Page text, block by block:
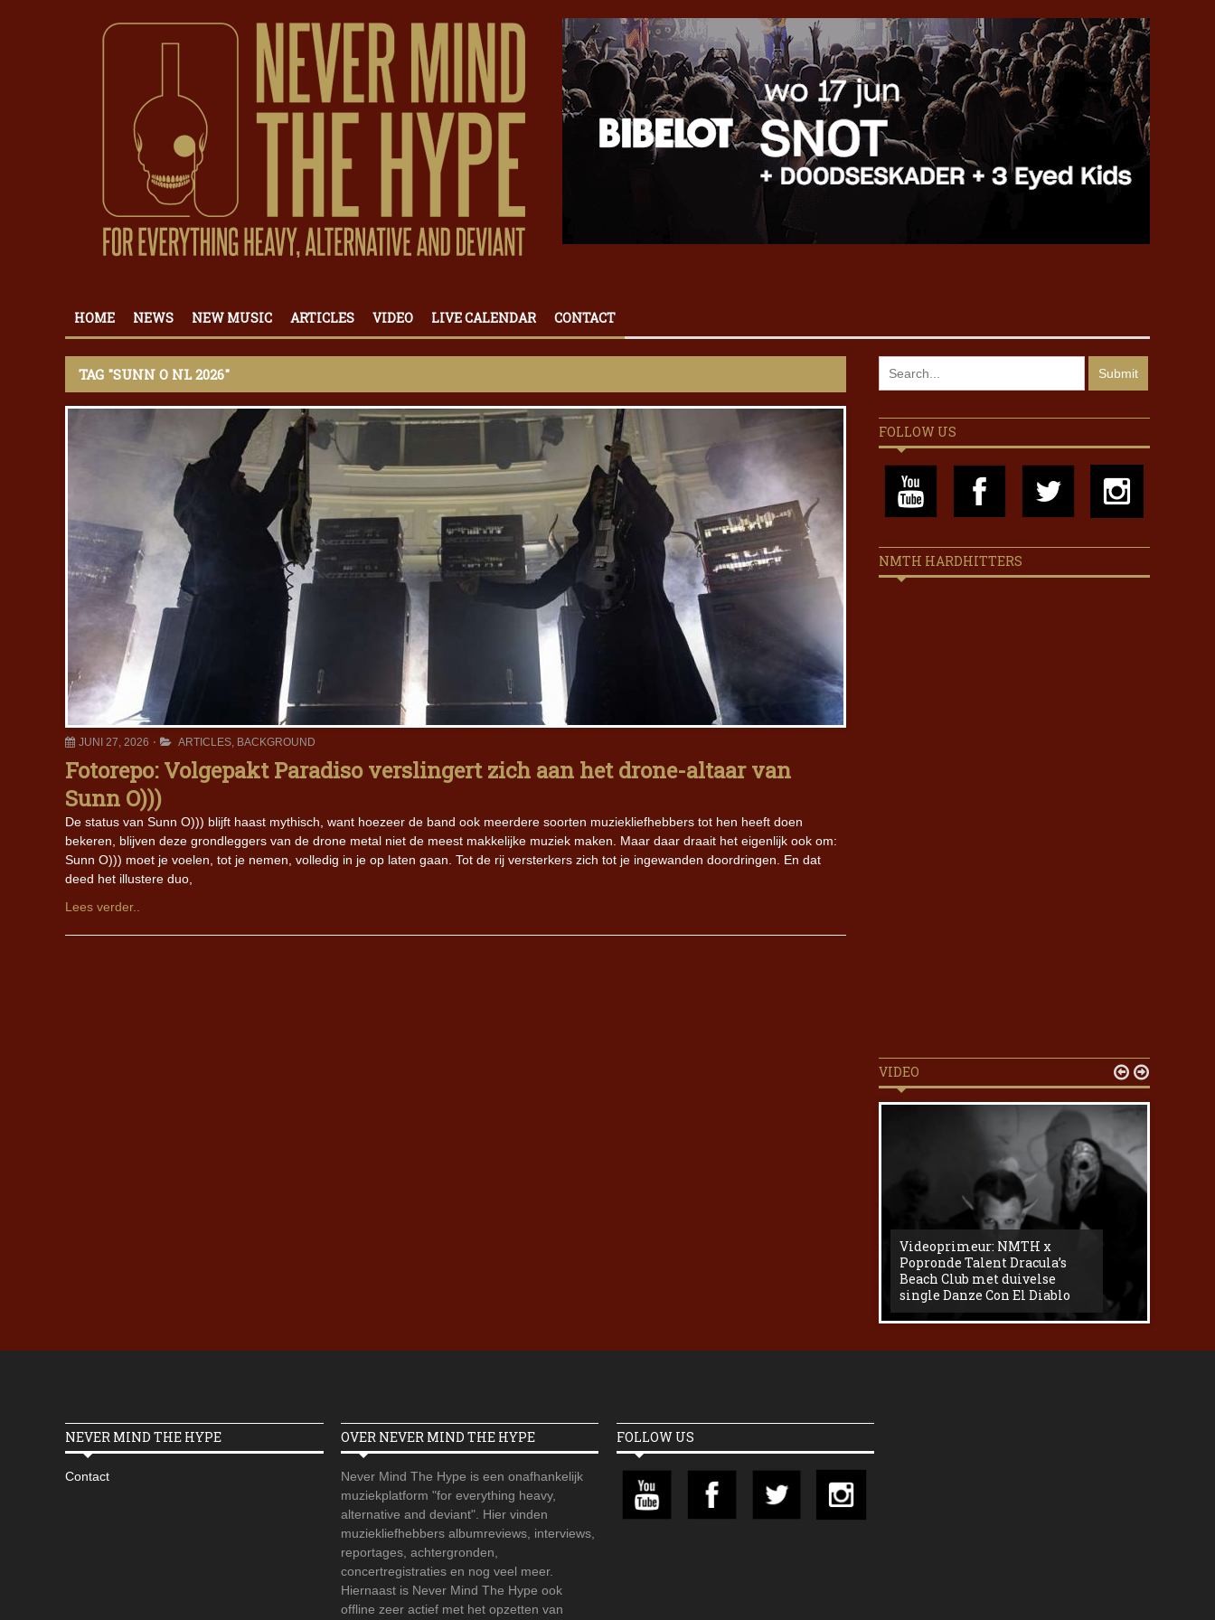
HOME NEWS NEW MUSIC ARTICLES VIDEO LIVE CALENDAR CONTACT
TAG "SUNN O NL 2026"
JUNI 27, 2026 ARTICLES, BACKGROUND
Fotorepo: Volgepakt Paradiso verslingert zich aan het drone-altaar van
Sunn O)))
De status van Sunn O))) blijft haast mythisch, want hoezeer de band ook meerdere soorten muziekliefhebbers tot hen heeft doen
bekeren, blijven deze grondleggers van de drone metal niet de meest makkelijke muziek maken. Maar daar draait het eigenlijk ook om:
Sunn O))) moet je voelen, tot je nemen, volledig in je op laten gaan. Tot de rij versterkers zich tot je ingewanden doordringen. En dat
deed het illustere duo,
Lees verder..
FOLLOW US
NMTH HARDHITTERS
VIDEO
Videoprimeur: NMTH x
Popronde Talent Dracula’s
Beach Club met duivelse
single Danze Con El Diablo
 
NEVER MIND THE HYPE
Contact
OVER NEVER MIND THE HYPE
Never Mind The Hype is een onafhankelijk
muziekplatform "for everything heavy,
alternative and deviant". Hier vinden
muziekliefhebbers albumreviews, interviews,
reportages, achtergronden,
concertregistraties en nog veel meer.
Hiernaast is Never Mind The Hype ook
offline zeer actief met het opzetten van
FOLLOW US